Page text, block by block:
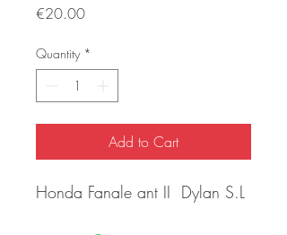
€20.00Price
Quantity *
Add to Cart
Honda Fanale ant II Dylan S.L